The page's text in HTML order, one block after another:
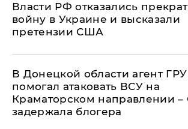
Власти РФ отказались
войну в Украине и высказали
претензии США
В Донецкой области агент
помогал атаковать ВСУ на
Краматорском направлении –
задержала блогера